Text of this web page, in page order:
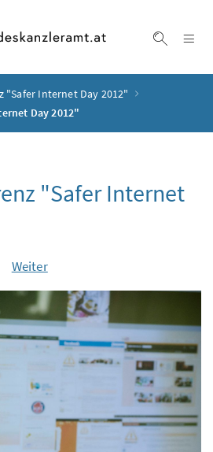
"Safer Internet Day 2012"
Day 2012"
"Safer Internet
Weiter